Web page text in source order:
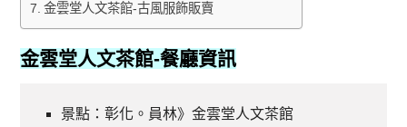
金雲堂人文茶館-古風服飾販賣
金雲堂人文茶館-餐廳資訊
景點：彰化。員林》金雲堂人文茶館